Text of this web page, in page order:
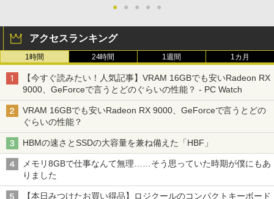
● ● ● ● ●
アクセスランキング
1時間 24時間 1週間 1カ月
【今すぐ読みたい！人気記事】VRAM 16GBでも安いRadeon RX
9000、GeForceで言うとどのぐらいの性能？ - PC Watch
VRAM 16GBでも安いRadeon RX 9000、GeForceで言うとどの
ぐらいの性能？
HBMの速さとSSDの大容量を兼ね備えた「HBF」
メモリ8GBで仕事なんて無理……そう思っていた時期が僕にもあ
りました
【本日みつけたお買い得品】ロジクールのコンパクトキーボード